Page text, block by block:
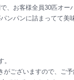
、お客様全員30匹オー
ンパンに詰まってて美
。
がございますので、ご予